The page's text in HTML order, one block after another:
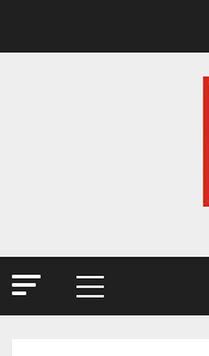
Primary